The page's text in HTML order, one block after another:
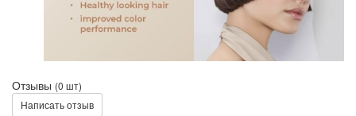
Отзывы (0 шт)
Написать отзыв